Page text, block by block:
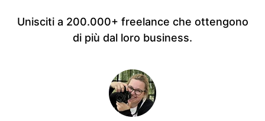
Unisciti a 200.000+ freelance che ottengono
di più dal loro business.